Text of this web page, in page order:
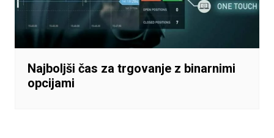
Najboljši čas za trgovanje z binarnimi
opcijami